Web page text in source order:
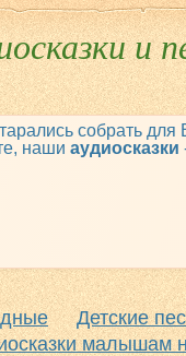
и
собрать
наши аудиосказки
Детские
малышам